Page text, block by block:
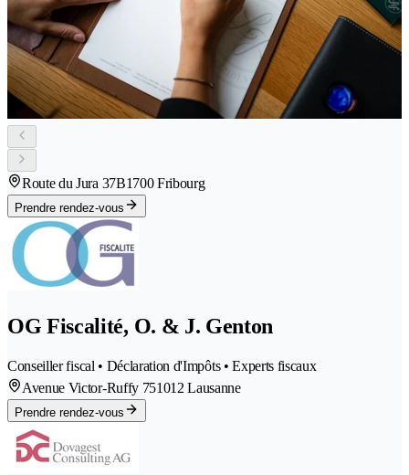
Route du Jura 37B1700 Fribourg
Prendre rendez-vous
OG Fiscalité, O. & J. Genton
Conseiller fiscal • Déclaration d'Impôts • Experts fiscaux
Avenue Victor-Ruffy 751012 Lausanne
Prendre rendez-vous